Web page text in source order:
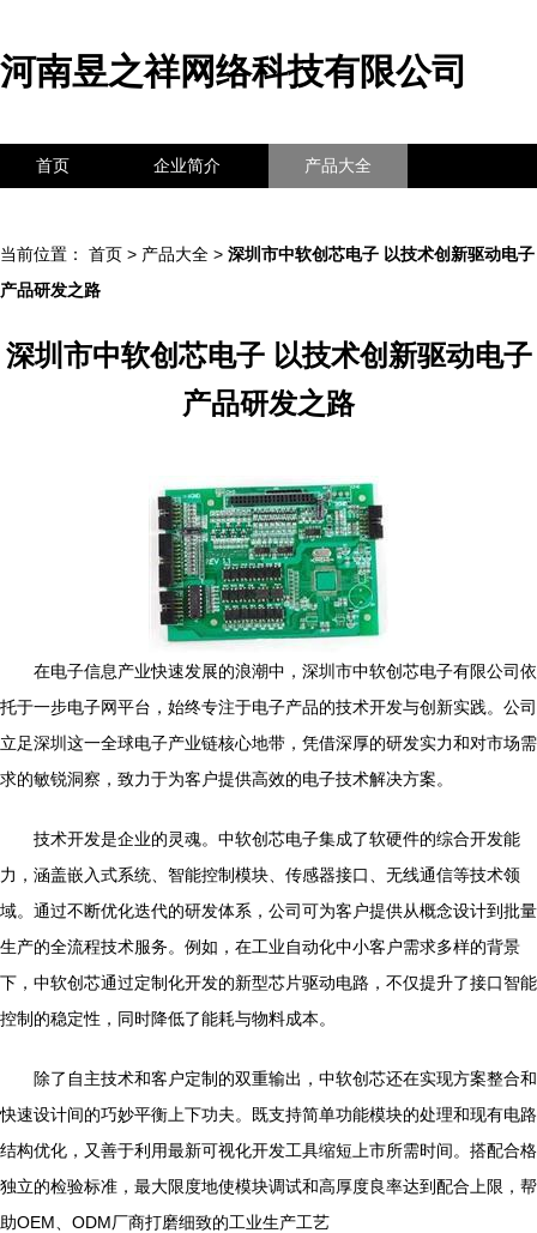
河南昱之祥网络科技有限公司
首页 企业简介 产品大全
当前位置： 首页 > 产品大全 > 深圳市中软创芯电子 以技术创新驱动电子
产品研发之路
深圳市中软创芯电子 以技术创新驱动电子
产品研发之路
在电子信息产业快速发展的浪潮中，深圳市中软创芯电子有限公司依
托于一步电子网平台，始终专注于电子产品的技术开发与创新实践。公司
立足深圳这一全球电子产业链核心地带，凭借深厚的研发实力和对市场需
求的敏锐洞察，致力于为客户提供高效的电子技术解决方案。
技术开发是企业的灵魂。中软创芯电子集成了软硬件的综合开发能
力，涵盖嵌入式系统、智能控制模块、传感器接口、无线通信等技术领
域。通过不断优化迭代的研发体系，公司可为客户提供从概念设计到批量
生产的全流程技术服务。例如，在工业自动化中小客户需求多样的背景
下，中软创芯通过定制化开发的新型芯片驱动电路，不仅提升了接口智能
控制的稳定性，同时降低了能耗与物料成本。
除了自主技术和客户定制的双重输出，中软创芯还在实现方案整合和
快速设计间的巧妙平衡上下功夫。既支持简单功能模块的处理和现有电路
结构优化，又善于利用最新可视化开发工具缩短上市所需时间。搭配合格
独立的检验标准，最大限度地使模块调试和高厚度良率达到配合上限，帮
助OEM、ODM厂商打磨细致的工业生产工艺